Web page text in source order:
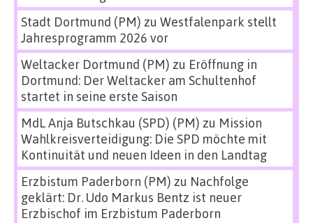
Stadt Dortmund (PM) zu Westfalenpark stellt
Jahresprogramm 2026 vor
Weltacker Dortmund (PM) zu Eröffnung in
Dortmund: Der Weltacker am Schultenhof
startet in seine erste Saison
MdL Anja Butschkau (SPD) (PM) zu Mission
Wahlkreisverteidigung: Die SPD möchte mit
Kontinuität und neuen Ideen in den Landtag
Erzbistum Paderborn (PM) zu Nachfolge
geklärt: Dr. Udo Markus Bentz ist neuer
Erzbischof im Erzbistum Paderborn